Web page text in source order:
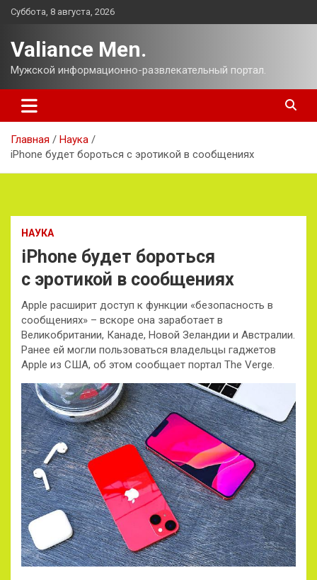
Перейти
Суббота, 8 августа, 2026
Valiance Men.
Мужской информационно-развлекательный портал.
Главная
Наука
iPhone будет бороться с эротикой в сообщениях
НАУКА
iPhone будет бороться
с эротикой в сообщениях
Apple расширит доступ к функции «безопасность в
сообщениях» – вскоре она заработает в
Великобритании, Канаде, Новой Зеландии и Австралии.
Ранее ей могли пользоваться владельцы гаджетов
Apple из США, об этом сообщает портал The Verge.